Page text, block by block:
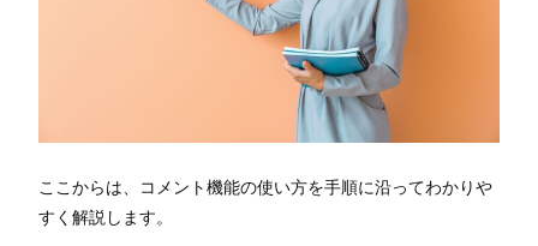
ここからは、コメント機能の使い方を手順に沿ってわかりや
すく解説します。